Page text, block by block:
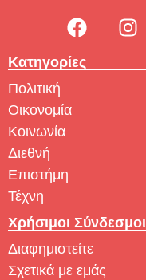
Κατηγορίες
Πολιτική
Οικονομία
Κοινωνία
Διεθνή
Επιστήμη
Τέχνη
Χρήσιμοι Σύνδεσμοι
Διαφημιστείτε
Σχετικά με εμάς